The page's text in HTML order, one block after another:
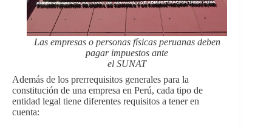
Las empresas o personas físicas peruanas deben
pagar impuestos ante
el SUNAT
Además de los prerrequisitos generales para la
constitución de una empresa en Perú, cada tipo de
entidad legal tiene diferentes requisitos a tener en
cuenta: